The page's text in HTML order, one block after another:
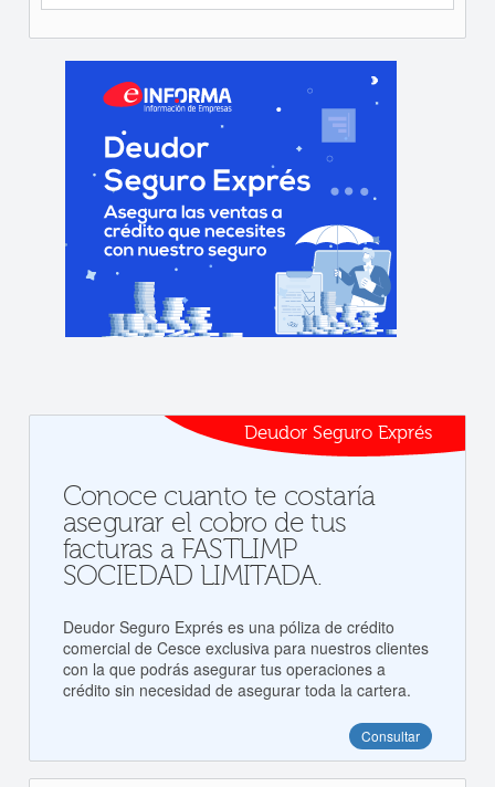
Deudor Seguro Exprés
Conoce cuanto te costaría
asegurar el cobro de tus
facturas a FASTLIMP
SOCIEDAD LIMITADA.
Deudor Seguro Exprés es una póliza de crédito
comercial de Cesce exclusiva para nuestros clientes
con la que podrás asegurar tus operaciones a
crédito sin necesidad de asegurar toda la cartera.
Consultar